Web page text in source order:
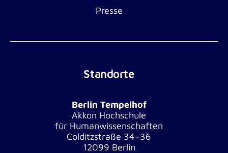
Presse
Standorte
Berlin Tempelhof
Akkon Hochschule
für Humanwissenschaften
Colditzstraße 34–36
12099 Berlin